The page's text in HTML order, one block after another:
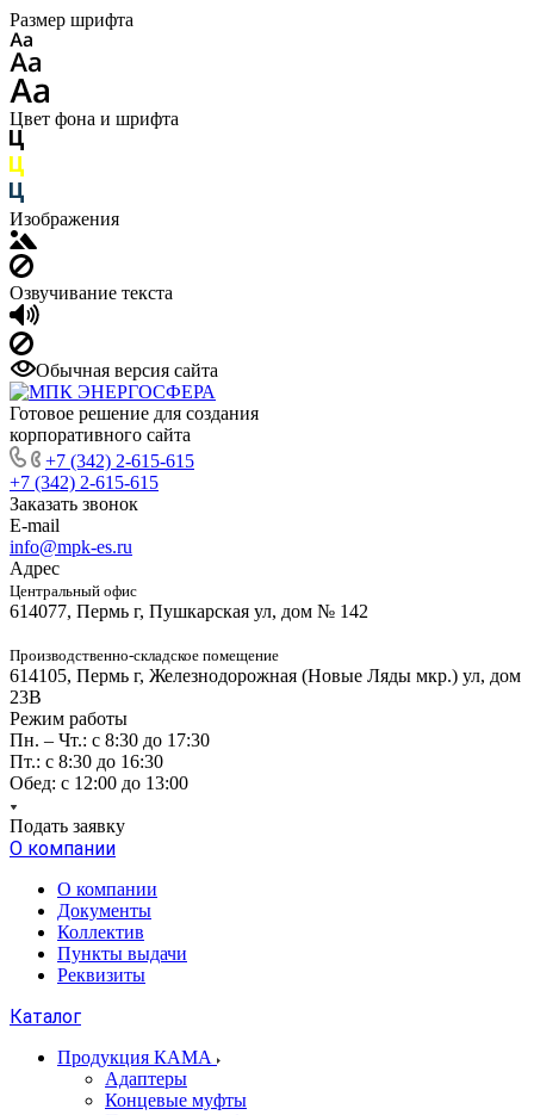
Размер шрифта
Цвет фона и шрифта
Изображения
Озвучивание текста
Обычная версия сайта
Готовое решение для создания
корпоративного сайта
+7 (342) 2-615-615
+7 (342) 2-615-615
Заказать звонок
E-mail
info@mpk-es.ru
Адрес
Центральный офис
614077, Пермь г, Пушкарская ул, дом № 142
Производственно-складское помещение
614105, Пермь г, Железнодорожная (Новые Ляды мкр.) ул, дом
23В
Режим работы
Пн. – Чт.: с 8:30 до 17:30
Пт.: с 8:30 до 16:30
Обед: с 12:00 до 13:00
Подать заявку
О компании
О компании
Документы
Коллектив
Пункты выдачи
Реквизиты
Каталог
Продукция КАМА
Адаптеры
Концевые муфты